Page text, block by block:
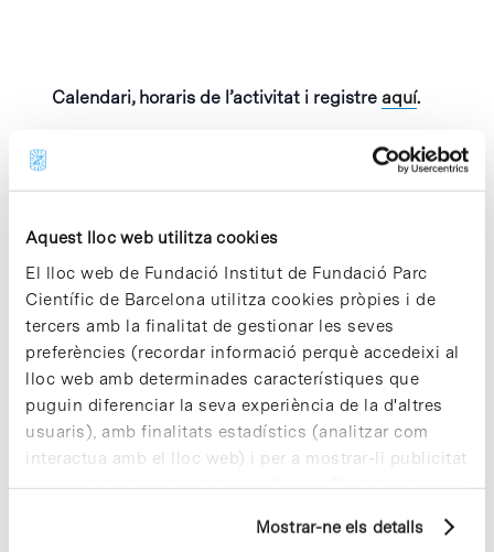
Aquest lloc web utilitza cookies
El lloc web de Fundació Institut de Fundació Parc
Científic de Barcelona utilitza cookies pròpies i de
tercers amb la finalitat de gestionar les seves
preferències (recordar informació perquè accedeixi al
lloc web amb determinades característiques que
puguin diferenciar la seva experiència de la d'altres
usuaris), amb finalitats estadístics (analitzar com
interactua amb el lloc web) i per a mostrar-li publicitat
personalitzada sobre la base d'un perfil elaborat a
pàgines visitades). Per a obtenir més informació sobre
Mostrar-ne els detalls
Calendari, horaris de l’activitat i registre aquí.
MOSTRA ELS
DETALLS
29 octubre 2024
Hora:
13:00 - 17:00
ORGANITZADOR
Parc Científic de
Barcelona
Visualitza el lloc web
de Organitzador